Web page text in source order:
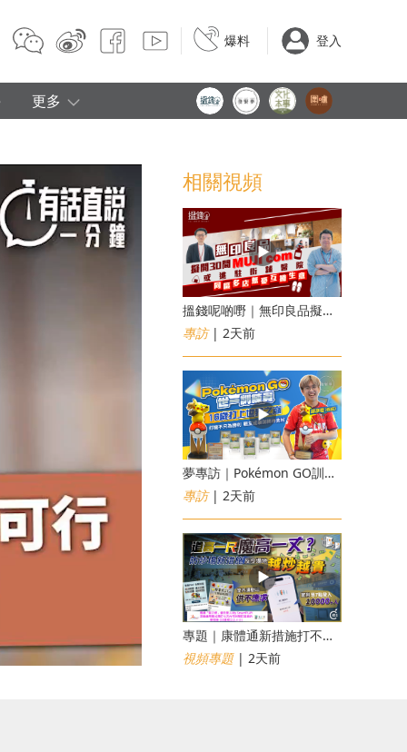
爆料 登入
更多
相關視頻
搵錢呢啲嘢｜無印良品擬開30間「MUJI com」 或進駐街舖醫院 同區多店無憂互搶生意
專訪| 2天前
夢專訪｜Pokémon GO訓練員「蝦皮」16歲打上世界第一！戰友成最強後盾
專訪| 2天前
專題｜康體通新措施打不倒黃牛？室內運動場一場難求越炒越貴
視頻專題| 2天前